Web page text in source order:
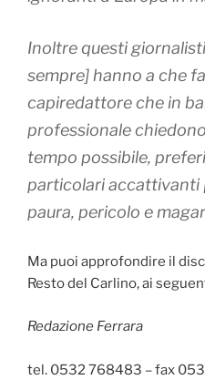
Inoltre questi giornalisti
sempre] hanno a che
capiredattore che in
professionale
tempo possibile,
particolariaccattivanti
paura, pericolo e
Ma puoi approfondire il
Resto del Carlino, ai
Redazione Ferrara
tel. 0532 768483 – fax